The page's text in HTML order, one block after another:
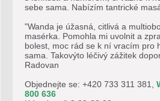
sebe sama. Nabízím tantrické
"Wanda je úžasná, citlivá a
masérka. Pomohla mi uvolnit a
bolest, moc rád se k ní vracím pro
sama. Takovýto léčivý zážitek
Radovan
Objednejte se: +420 733 311 381,
800 636